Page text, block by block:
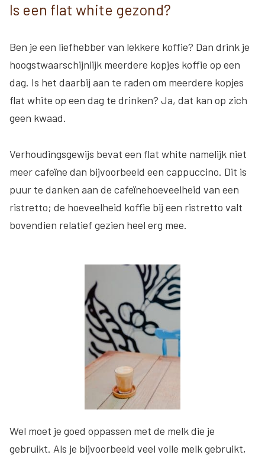
Is een flat white gezond?
Ben je een liefhebber van lekkere koffie? Dan drink je
hoogstwaarschijnlijk meerdere kopjes koffie op een
dag. Is het daarbij aan te raden om meerdere kopjes
flat white op een dag te drinken? Ja, dat kan op zich
geen kwaad.
Verhoudingsgewijs bevat een flat white namelijk niet
meer cafeïne dan bijvoorbeeld een cappuccino. Dit is
puur te danken aan de cafeïnehoeveelheid van een
ristretto; de hoeveelheid koffie bij een ristretto valt
bovendien relatief gezien heel erg mee.
Wel moet je goed oppassen met de melk die je
gebruikt. Als je bijvoorbeeld veel volle melk gebruikt,